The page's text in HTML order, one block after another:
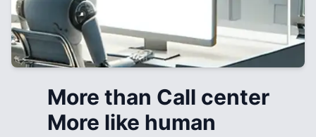
More than Call center
More like human